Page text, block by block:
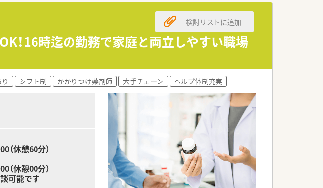
まで幅広く正社員の募集を行っています。
卒の方からのご応募も歓迎しています。
やブランクがある方からの相談も可能です。
り、積極的な医薬連携に取り組んでいます。
に貢献するかかりつけ薬局を目指しています。
キルに応じて450万円から550万円です。
頑張りがしっかりと評価される仕組みです。
ど各種手当が非常に充実している求人です。
で無理のないシフトが組まれています。
るためワークライフバランスは抜群です。
暇など、リフレッシュできる環境があります。
！16時迄の勤務で家庭と両立しやすい職場
検討リストに追加
シフト制 かかりつけ薬剤師 大手チェーン ヘルプ体制充実
（休憩60分）
（休憩00分）
可能です